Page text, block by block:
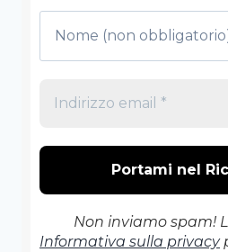
Non inviamo spam!
Informativa sulla privacy